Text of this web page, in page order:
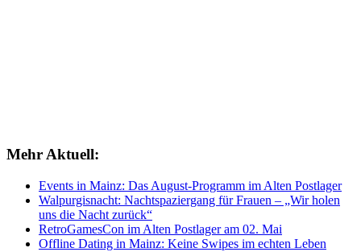
Mehr Aktuell:
Events in Mainz: Das August-Programm im Alten Postlager
Walpurgisnacht: Nachtspaziergang für Frauen – „Wir holen
uns die Nacht zurück“
RetroGamesCon im Alten Postlager am 02. Mai
Offline Dating in Mainz: Keine Swipes im echten Leben